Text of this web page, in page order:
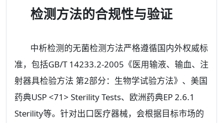
检测方法的合规性与验证
中析检测的无菌检测方法严格遵循国内外权威标
准，包括GB/T 14233.2-2005《医用输液、输血、注
射器具检验方法 第2部分：生物学试验方法》、美国
药典USP <71> Sterility Tests、欧洲药典EP 2.6.1
Sterility等。针对出口医疗器械，会根据目标市场的